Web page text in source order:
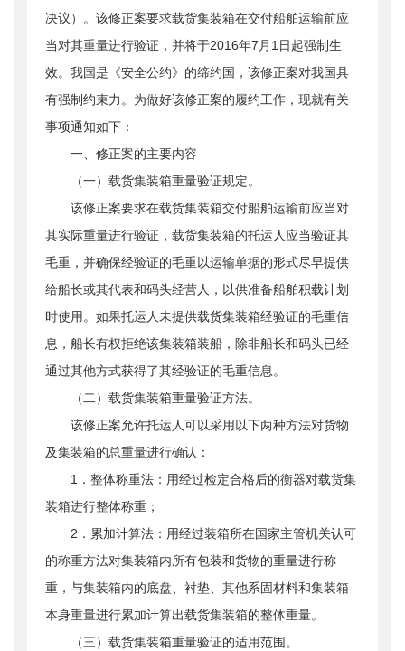
公文类型：部文件
决议）。该修正案要求载货集装箱在交付船舶运输前应
当对其重量进行验证，并将于2016年7月1日起强制生
效。我国是《安全公约》的缔约国，该修正案对我国具
有强制约束力。为做好该修正案的履约工作，现就有关
事项通知如下：
一、修正案的主要内容
（一）载货集装箱重量验证规定。
该修正案要求在载货集装箱交付船舶运输前应当对
其实际重量进行验证，载货集装箱的托运人应当验证其
毛重，并确保经验证的毛重以运输单据的形式尽早提供
给船长或其代表和码头经营人，以供准备船舶积载计划
时使用。如果托运人未提供载货集装箱经验证的毛重信
息，船长有权拒绝该集装箱装船，除非船长和码头已经
通过其他方式获得了其经验证的毛重信息。
（二）载货集装箱重量验证方法。
该修正案允许托运人可以采用以下两种方法对货物
及集装箱的总重量进行确认：
1．整体称重法：用经过检定合格后的衡器对载货集
装箱进行整体称重；
2．累加计算法：用经过装箱所在国家主管机关认可
的称重方法对集装箱内所有包装和货物的重量进行称
重，与集装箱内的底盘、衬垫、其他系固材料和集装箱
本身重量进行累加计算出载货集装箱的整体重量。
（三）载货集装箱重量验证的适用范围。